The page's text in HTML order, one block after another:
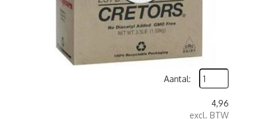
Aantal:
4,96
excl. BTW